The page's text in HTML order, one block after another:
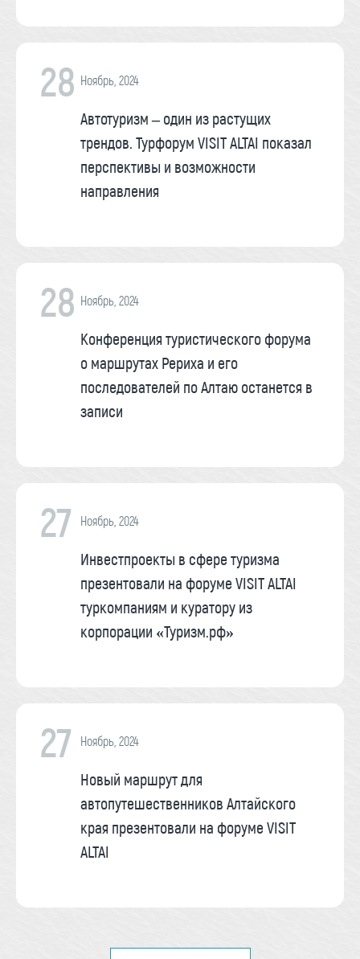
28 Ноябрь, 2024
Автотуризм – один из растущих
трендов. Турфорум VISIT ALTAI показал
перспективы и возможности
направления
28 Ноябрь, 2024
Конференция туристического форума
о маршрутах Рериха и его
последователей по Алтаю останется в
записи
27 Ноябрь, 2024
Инвестпроекты в сфере туризма
презентовали на форуме VISIT ALTAI
туркомпаниям и куратору из
корпорации «Туризм.рф»
27 Ноябрь, 2024
Новый маршрут для
автопутешественников Алтайского
края презентовали на форуме VISIT
ALTAI